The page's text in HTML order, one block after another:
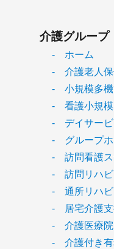
介護グループ
- ホーム
- 介護老人
- 小規模多機
- 看護小規模
- デイサービ
- グループホ
- 訪問看護ス
- 訪問リハビ
- 通所リハビ
- 居宅介護支
- 介護医療院
- 介護付き有